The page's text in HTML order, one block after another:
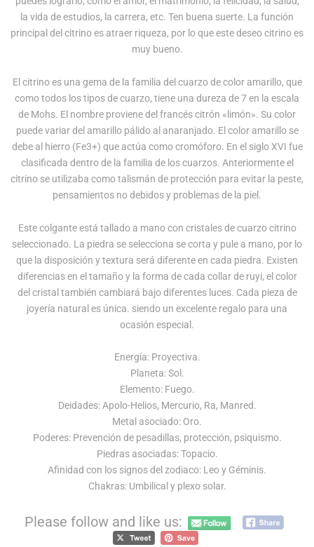
la vida de estudios, la carrera, etc. Ten buena suerte. La función
principal del citrino es atraer riqueza, por lo que este deseo citrino es
muy bueno.
El citrino es una gema de la familia del cuarzo de color amarillo, que
como todos los tipos de cuarzo, tiene una dureza de 7 en la escala
de Mohs. El nombre proviene del francés citrón «limón». Su color
puede variar del amarillo pálido al anaranjado. El color amarillo se
debe al hierro (Fe3+) que actúa como cromóforo. En el siglo XVI fue
clasificada dentro de la familia de los cuarzos. Anteriormente el
citrino se utilizaba como talismán de protección para evitar la peste,
pensamientos no debidos y problemas de la piel.
Este colgante está tallado a mano con cristales de cuarzo citrino
seleccionado. La piedra se selecciona se corta y pule a mano, por lo
que la disposición y textura será diferente en cada piedra. Existen
diferencias en el tamaño y la forma de cada collar de ruyi, el color
del cristal también cambiará bajo diferentes luces. Cada pieza de
joyería natural es única. siendo un excelente regalo para una
ocasión especial.
Energía: Proyectiva.
Planeta: Sol.
Elemento: Fuego.
Deidades: Apolo-Helios, Mercurio, Ra, Manred.
Metal asociado: Oro.
Poderes: Prevención de pesadillas, protección, psiquismo.
Piedras asociadas: Topacio.
Afinidad con los signos del zodiaco: Leo y Géminis.
Chakras: Umbilical y plexo solar.
Please follow and like us: